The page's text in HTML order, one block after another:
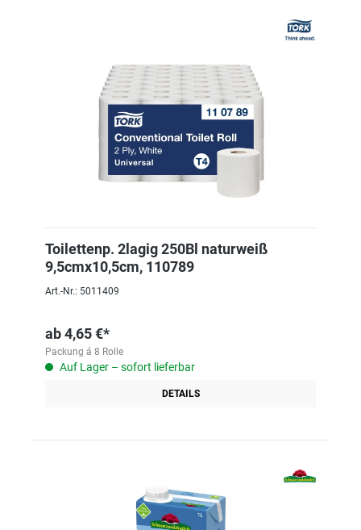
Toilettenp. 2lagig 250Bl naturweiß
9,5cmx10,5cm, 110789
Art.-Nr.: 5011409
ab4,65 €*
Packung á 8 Rolle
Auf Lager – sofort lieferbar
DETAILS